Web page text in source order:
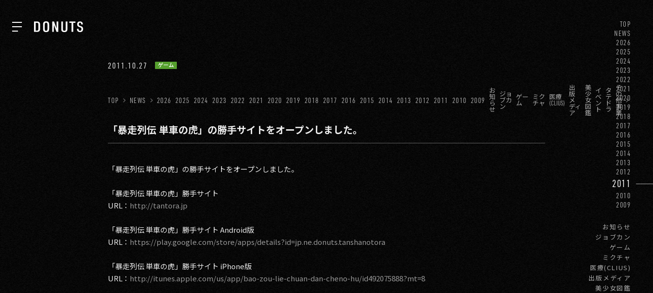
ABOUT
SERVICES
GROUP
RECRUIT
CONTACT
TOP
NEWS
2026
2025
2024
2023
2022
2021
2020
2019
2018
2017
2016
2015
2014
2013
2012
2011
2010
2009
お知らせ
ジョブカン
ゲーム
ミクチャ
医療(CLIUS)
出版メディア
美少女図鑑
2011.10.27 ゲーム
TOP NEWS 2026 2025 2024 2023 2022 2021 2020 2019 2018 2017 2016 2015 2014 2013 2012 2011 2010 2009
お
知
ら
せ
ジョ
ブカ
ン
ゲー
ム
ミク
チャ
医療
(CLIUS)
出
版
メ
ディ
ア
美
少
女
図
鑑
イ
ベ
ン
ト
タ
テ
ド
ラ
そ
の
他
事
業
「暴走列伝 単車の虎」の勝手サイトをオープンしました。
「暴走列伝 単車の虎」の勝手サイトをオープンしました。
「暴走列伝 単車の虎」勝手サイト
URL： http://tantora.jp
「暴走列伝 単車の虎」勝手サイト Android版
URL： https://play.google.com/store/apps/details?id=jp.ne.donuts.tanshanotora
「暴走列伝 単車の虎」勝手サイト iPhone版
URL： http://itunes.apple.com/us/app/bao-zou-lie-chuan-dan-cheno-hu/id492075888?mt=8